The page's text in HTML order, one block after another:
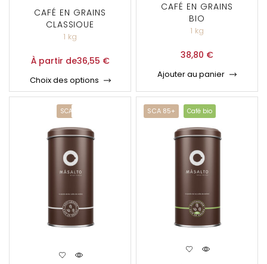
CAFÉ EN GRAINS
CLASSIQUE
1 kg
À partir de36,55 €
Choix des options
CAFÉ EN GRAINS
BIO
1 kg
38,80 €
Ajouter au panier
SCA 83+ SCA 85+ Café bio